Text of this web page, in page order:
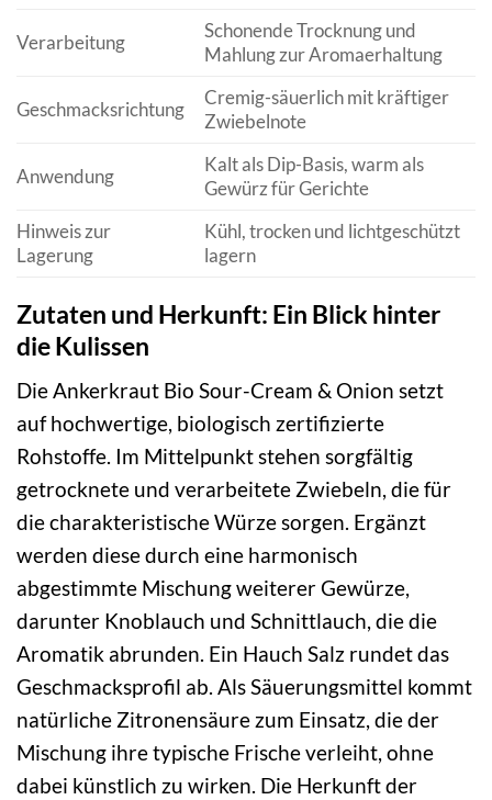
Verarbeitung
Schonende Trocknung und
Mahlung zur Aromaerhaltung
Geschmacksrichtung
Cremig-säuerlich mit kräftiger
Zwiebelnote
Anwendung
Kalt als Dip-Basis, warm als
Gewürz für Gerichte
Hinweis zur
Lagerung
Kühl, trocken und lichtgeschützt
lagern
Zutaten und Herkunft: Ein Blick hinter
die Kulissen
Die Ankerkraut Bio Sour-Cream & Onion setzt
auf hochwertige, biologisch zertifizierte
Rohstoffe. Im Mittelpunkt stehen sorgfältig
getrocknete und verarbeitete Zwiebeln, die für
die charakteristische Würze sorgen. Ergänzt
werden diese durch eine harmonisch
abgestimmte Mischung weiterer Gewürze,
darunter Knoblauch und Schnittlauch, die die
Aromatik abrunden. Ein Hauch Salz rundet das
Geschmacksprofil ab. Als Säuerungsmittel kommt
natürliche Zitronensäure zum Einsatz, die der
Mischung ihre typische Frische verleiht, ohne
dabei künstlich zu wirken. Die Herkunft der